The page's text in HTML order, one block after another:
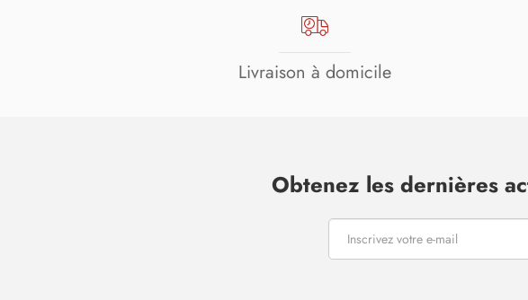
Livraison à domicile
Obtenez les dernières